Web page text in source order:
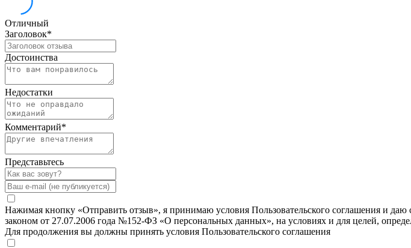
Отличный
Заголовок*
Достоинства
Недостатки
Комментарий*
Представьтесь
Нажимая кнопку «Отправить отзыв», я принимаю условия Пользовательского соглашения и
законом от 27.07.2006 года №152-ФЗ «О персональных данных», на условиях и для целей,
Для продолжения вы должны принять условия Пользовательского соглашения